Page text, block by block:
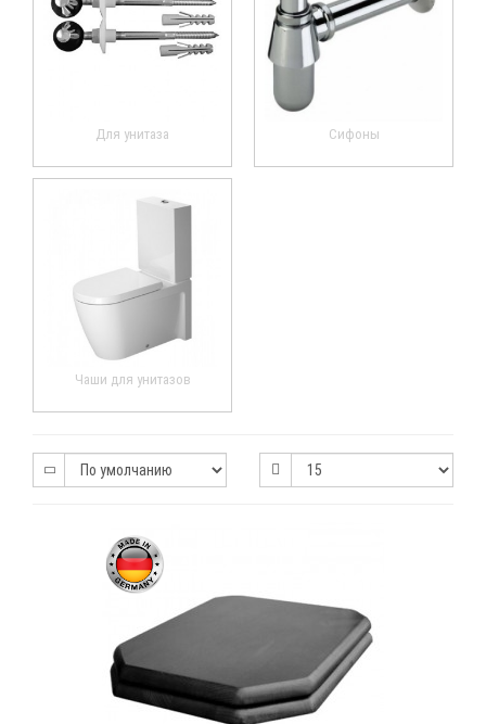
Для унитаза Сифоны
Чаши для унитазов